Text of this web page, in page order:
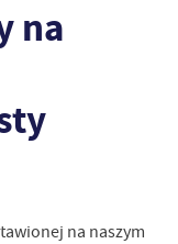
na
na naszym